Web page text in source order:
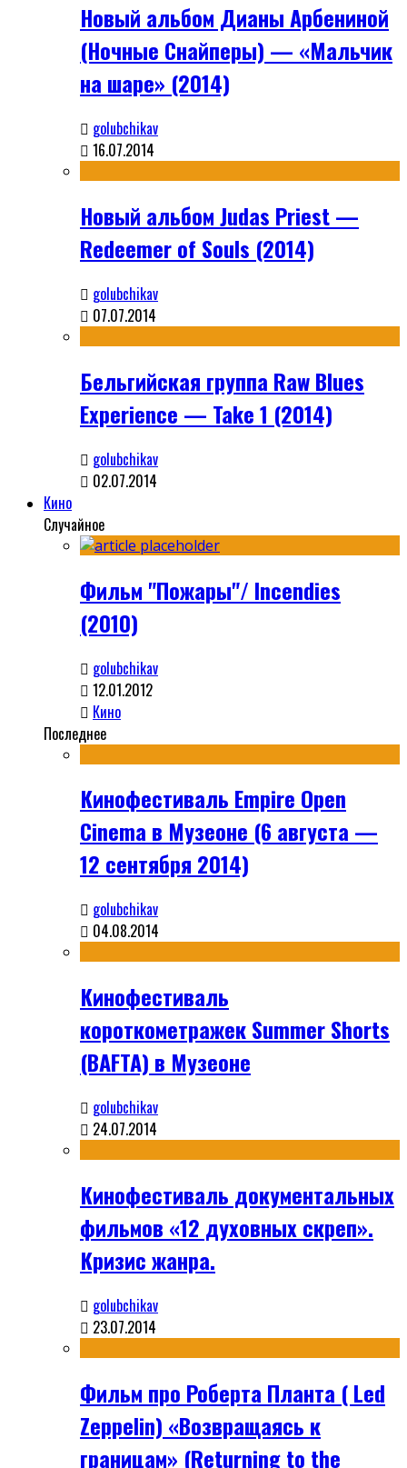
Новый альбом Дианы Арбениной
(Ночные Снайперы) — «Мальчик
на шаре» (2014)
golubchikav
16.07.2014
Новый альбом Judas Priest —
Redeemer of Souls (2014)
golubchikav
07.07.2014
Бельгийская группа Raw Blues
Experience — Take 1 (2014)
golubchikav
02.07.2014
Кино
Случайное
Фильм "Пожары"/ Incendies
(2010)
golubchikav
12.01.2012
Кино
Последнее
Кинофестиваль Empire Open
Cinema в Музеоне (6 августа —
12 сентября 2014)
golubchikav
04.08.2014
Кинофестиваль
короткометражек Summer Shorts
(BAFTA) в Музеоне
golubchikav
24.07.2014
Кинофестиваль документальных
фильмов «12 духовных скреп».
Кризис жанра.
golubchikav
23.07.2014
Фильм про Роберта Планта ( Led
Zeppelin) «Возвращаясь к
границам» (Returning to the